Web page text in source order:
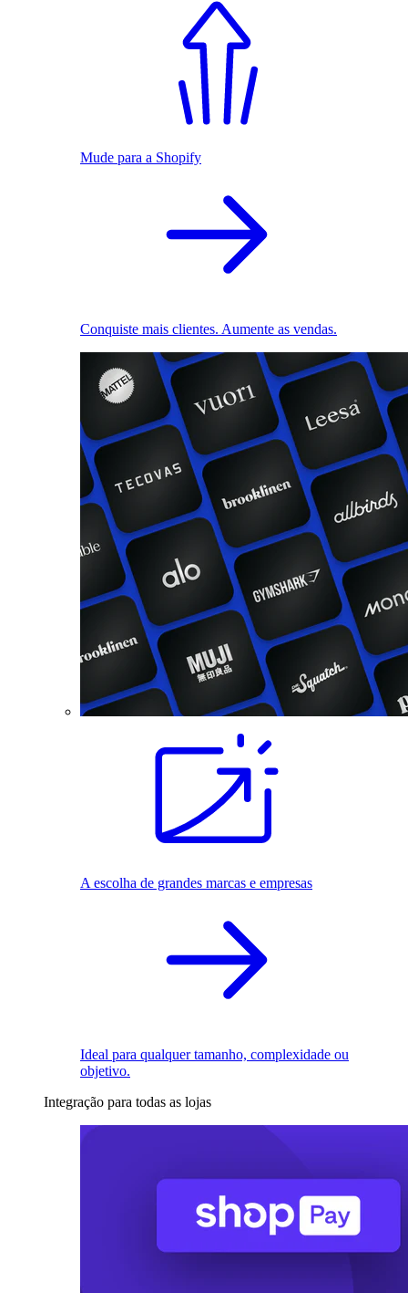
Mude para a Shopify
Conquiste mais clientes. Aumente as vendas.
A escolha de grandes marcas e empresas
Ideal para qualquer tamanho, complexidade ou
objetivo.
Integração para todas as lojas